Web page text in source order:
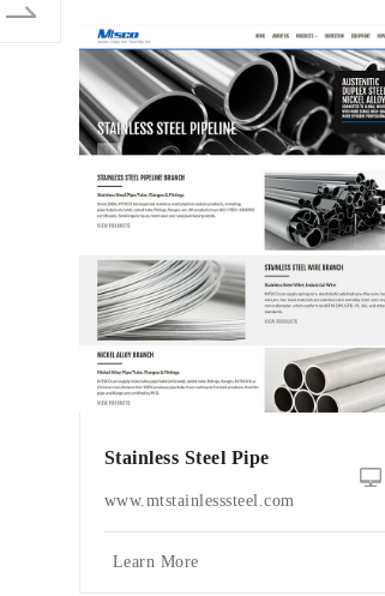
Stainless Steel Pipe
www.mtstainlesssteel.com
Learn More